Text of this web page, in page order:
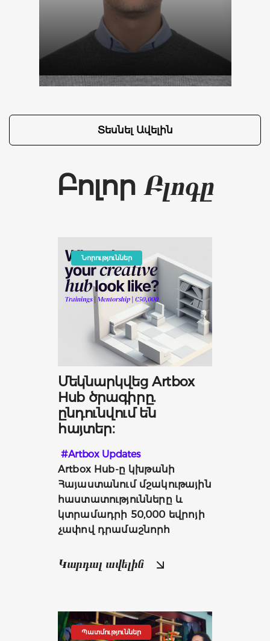
Տեսնել Ավելին
Բոլոր Բլոգը
Նորություններ
Մեկնարկվեց Artbox
Hub ծրագիրը.
ընդունվում են
հայտեր։
#Artbox Updates
Artbox Hub-ը կխթանի
Հայաստանում մշակութային
հաստատությունները և
կտրամադրի 50,000 եվրոյի
չափով դրամաշնորհ
Կարդալ ավելին
Պատմություններ